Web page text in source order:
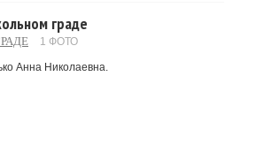
граде
1 ФОТО
Анна Николаевна.